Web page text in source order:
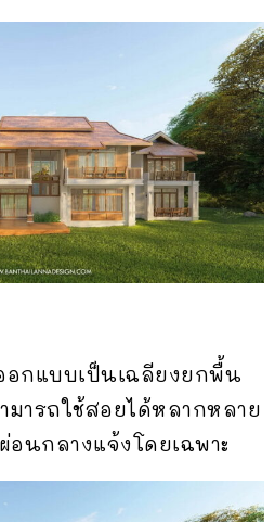
กแบบเป็นเฉลียงยกพื้น
ารถใช้สอยได้หลากหลาย
นกลางแจ้งโดยเฉพาะ